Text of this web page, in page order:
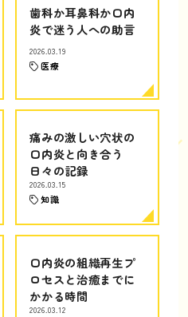
歯科か耳鼻科か口内
炎で迷う人への助言
2026.03.19
医療
痛みの激しい穴状の
口内炎と向き合う
日々の記録
2026.03.15
知識
口内炎の組織再生プ
ロセスと治癒までに
かかる時間
2026.03.12